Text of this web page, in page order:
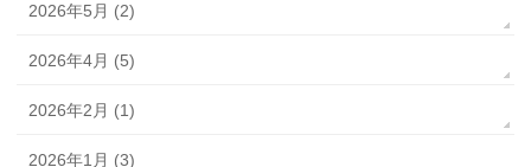
2026年5月 (2)
2026年4月 (5)
2026年2月 (1)
2026年1月 (3)